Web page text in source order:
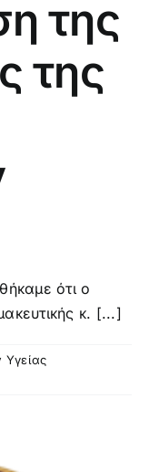
της
της
ότι ο
κ. [...]
Υγείας